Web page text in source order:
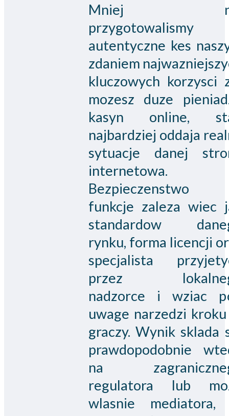
Mniej
przygotowalismy
autentyczne kes
zdaniem
kluczowych korzysci
mozesz duze
kasyn online,
najbardziej oddaja
sytuacje danej
internetowa.
funkcje zaleza wiec
standardow
rynku, forma licencji
specjalista
przez
nadzorce i wziac
uwage narzedzi
graczy. Wynik sklada
prawdopodobnie
na
regulatora lub
wlasnie mediatora,